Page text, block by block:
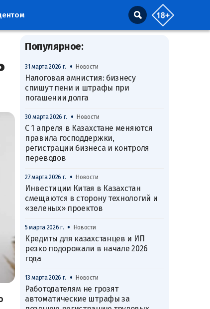
Популярное:
31 марта 2026 г. • Новости
Налоговая амнистия: бизнесу
спишут пени и штрафы при
погашении долга
30 марта 2026 г. • Новости
С 1 апреля в Казахстане меняются
правила господдержки,
регистрации бизнеса и контроля
переводов
27 марта 2026 г. • Новости
Инвестиции Китая в Казахстан
смещаются в сторону технологий и
«зеленых» проектов
5 марта 2026 г. • Новости
Кредиты для казахстанцев и ИП
резко подорожали в начале 2026
года
13 марта 2026 г. • Новости
Работодателям не грозят
автоматические штрафы за